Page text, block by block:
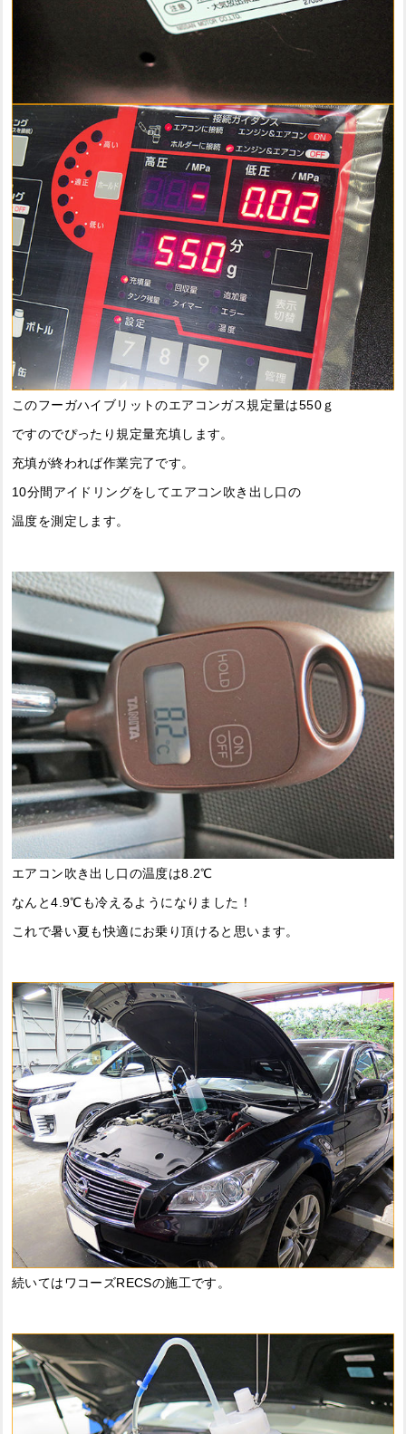
このフーガハイブリットのエアコンガス規定量は550ｇ
ですのでぴったり規定量充填します。
充填が終われば作業完了です。
10分間アイドリングをしてエアコン吹き出し口の
温度を測定します。
エアコン吹き出し口の温度は8.2℃
なんと4.9℃も冷えるようになりました！
これで暑い夏も快適にお乗り頂けると思います。
続いてはワコーズRECSの施工です。